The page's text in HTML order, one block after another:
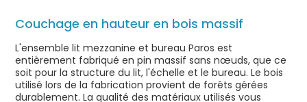
Couchage en hauteur en bois massif
L'ensemble lit mezzanine et bureau Paros est
entièrement fabriqué en pin massif sans nœuds, que ce
soit pour la structure du lit, l'échelle et le bureau. Le bois
utilisé lors de la fabrication provient de forêts gérées
durablement. La qualité des matériaux utilisés vous